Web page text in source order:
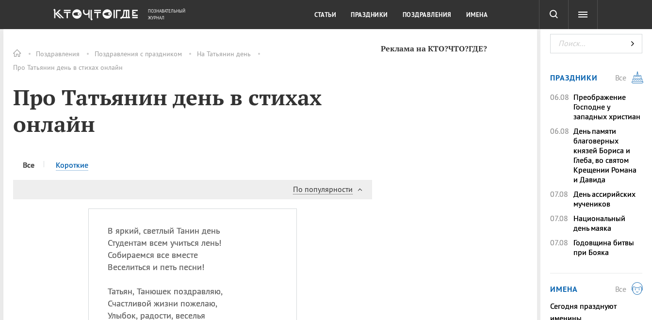
Поздравления Поздравления с праздником
На Татьянин день
Про Татьянин день в стихах онлайн
Про Татьянин день в стихах
онлайн
Все Короткие
По популярности
В яркий, светлый Танин день
Студентам всем учиться лень!
Собираемся все вместе
Веселиться и петь песни!
Татьян, Танюшек поздравляю,
Счастливой жизни пожелаю,
Улыбок, радости, веселья
Реклама на КТО?ЧТО?ГДЕ?
ОБЩЕСТВО ДЕНЬГИ КУЛЬТУРА КРАСОТА ТЕСТЫ
ПОЗНАВАТЕЛЬНЫЙ
ЖУРНАЛ
СТАТЬИ ПРАЗДНИКИ ПОЗДРАВЛЕНИЯ ИМЕНА
ПРАЗДНИКИ
Все
06.08 Преображение
Господне у
западных христиан
06.08 День памяти
благоверных
князей Бориса и
Глеба, во святом
Крещении Романа
и Давида
07.08 День ассирийских
мучеников
07.08
Национальный
день маяка
07.08
Годовщина битвы
при Бояка
ИМЕНА
Все
Сегодня празднуют
именины